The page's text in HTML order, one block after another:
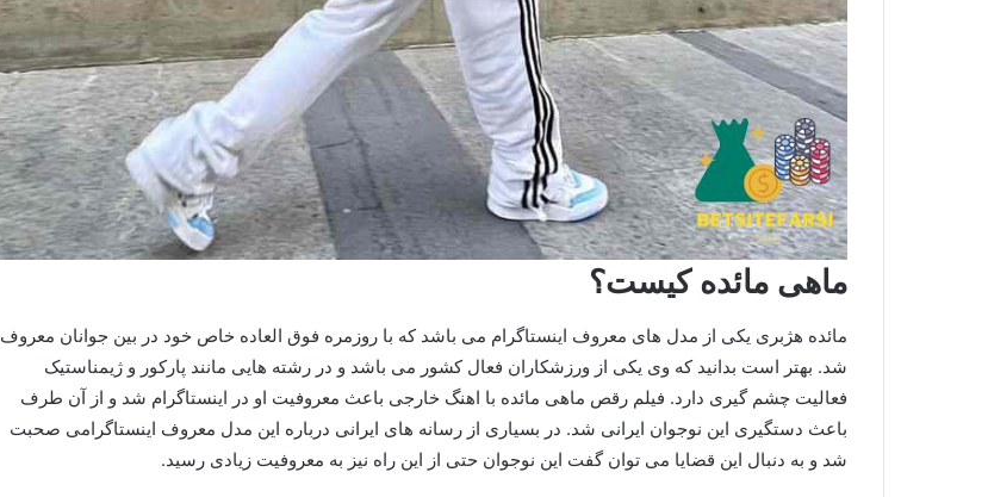
ماهی مائده کیست؟
مائده هژبری یکی از مدل های معروف اینستاگرام می باشد که با روزمره فوق العاده خاص خود در بین جوانان معروف
شد. بهتر است بدانید که وی یکی از ورزشکاران فعال کشور می باشد و در رشته هایی مانند پارکور و ژیمناستیک
فعالیت چشم گیری دارد. فیلم رقص ماهی مائده با اهنگ خارجی باعث معروفیت او در اینستاگرام شد و از آن طرف
باعث دستگیری این نوجوان ایرانی شد. در بسیاری از رسانه های ایرانی درباره این مدل معروف اینستاگرامی صحبت
شد و به دنبال این قضایا می توان گفت این نوجوان حتی از این راه نیز به معروفیت زیادی رسید.